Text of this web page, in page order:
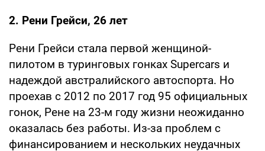
2. Рени Грейси, 26 лет
Рени Грейси стала первой женщиной-
пилотом в туринговых гонках Supercars и
надеждой австралийского автоспорта. Но
проехав с 2012 по 2017 год 95 официальных
гонок, Рене на 23-м году жизни неожиданно
оказалась без работы. Из-за проблем с
финансированием и нескольких неудачных